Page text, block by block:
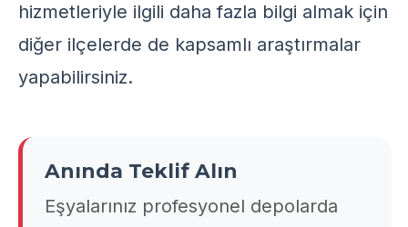
hizmetleriyle ilgili daha fazla bilgi almak için
diğer ilçelerde de kapsamlı araştırmalar
yapabilirsiniz.
Anında Teklif Alın
Eşyalarınız profesyonel depolarda